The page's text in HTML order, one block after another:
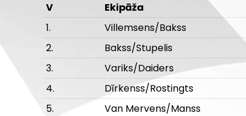
V Ekipāža
1.
Villemsens/Bakss
2.
Bakss/Stupelis
3.
Variks/Daiders
4.
Dīrkenss/Rostingts
5.
Van Mervens/Manss